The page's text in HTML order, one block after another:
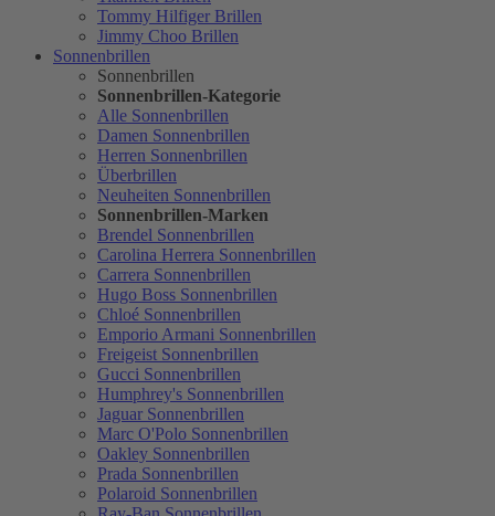
Tommy Hilfiger Brillen
Jimmy Choo Brillen
Sonnenbrillen
Sonnenbrillen
Sonnenbrillen-Kategorie
Alle Sonnenbrillen
Damen Sonnenbrillen
Herren Sonnenbrillen
Überbrillen
Neuheiten Sonnenbrillen
Sonnenbrillen-Marken
Brendel Sonnenbrillen
Carolina Herrera Sonnenbrillen
Carrera Sonnenbrillen
Hugo Boss Sonnenbrillen
Chloé Sonnenbrillen
Emporio Armani Sonnenbrillen
Freigeist Sonnenbrillen
Gucci Sonnenbrillen
Humphrey's Sonnenbrillen
Jaguar Sonnenbrillen
Marc O'Polo Sonnenbrillen
Oakley Sonnenbrillen
Prada Sonnenbrillen
Polaroid Sonnenbrillen